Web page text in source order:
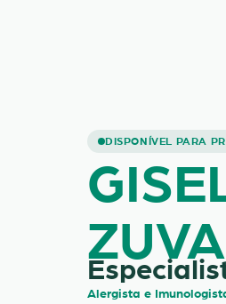
DISPONÍVEL PARA
GISELE
Alergista e